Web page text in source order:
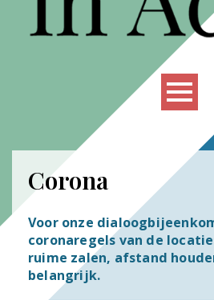
Corona
Voor onze
coronaregels van de
ruime zalen, afstand
belangrijk.